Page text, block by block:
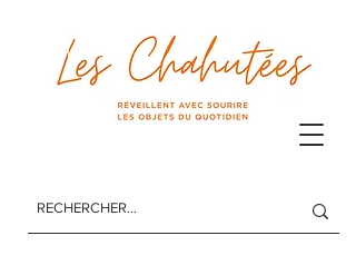
Les Chahutées